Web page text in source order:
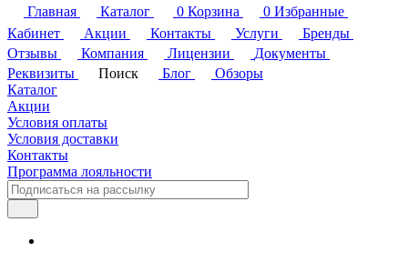
Главная
Каталог 0 Корзина 0 Избранные
Кабинет
Акции Контакты Услуги
Бренды
Отзывы
Компания Лицензии
Документы
Реквизиты
Поиск Блог
Обзоры
Каталог
Акции
Условия оплаты
Условия доставки
Контакты
Программа лояльности